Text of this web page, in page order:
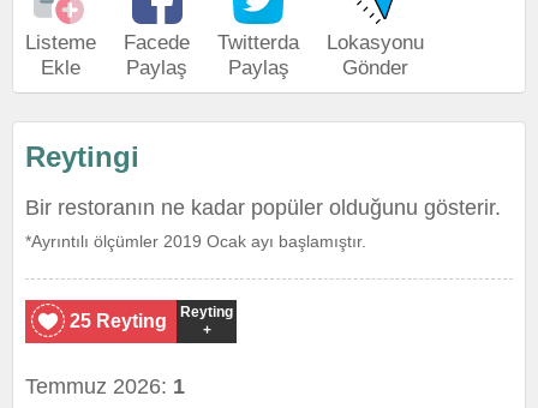
Listeme
Ekle
Facede
Paylaş
Twitterda
Paylaş
Lokasyonu
Gönder
Reytingi
Bir restoranın ne kadar popüler olduğunu gösterir.
*Ayrıntılı ölçümler 2019 Ocak ayı başlamıştır.
25 Reyting
Reyting
+
Temmuz 2026: 1